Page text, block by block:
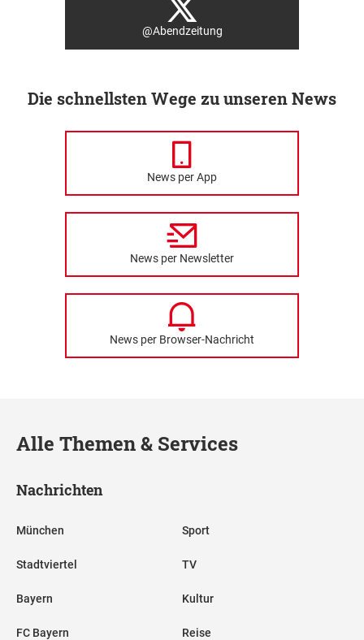
@Abendzeitung
Die schnellsten Wege zu unseren News
News per App
News per Newsletter
News per Browser-Nachricht
Alle Themen & Services
Nachrichten
München
Stadtviertel
Bayern
FC Bayern
Sport
TV
Kultur
Reise